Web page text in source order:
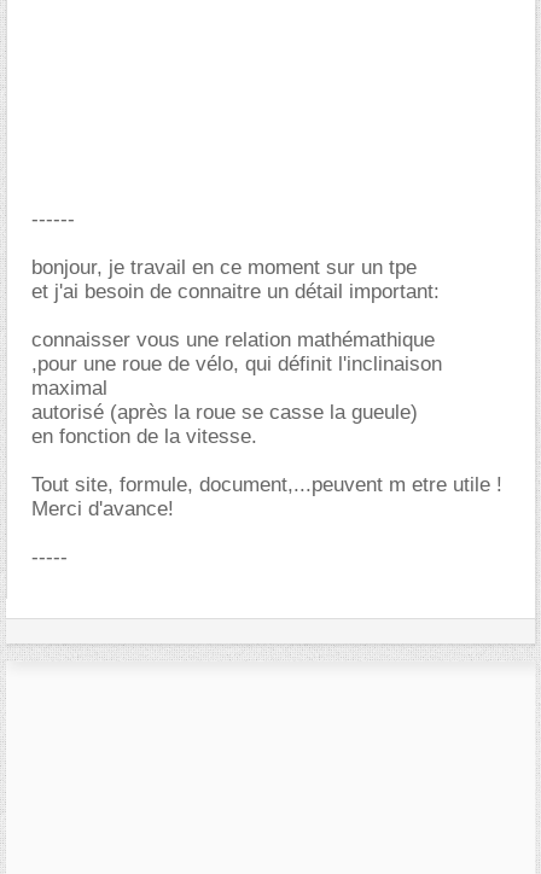
------
bonjour, je travail en ce moment sur un tpe
et j'ai besoin de connaitre un détail important:
connaisser vous une relation mathémathique
,pour une roue de vélo, qui définit l'inclinaison
maximal
autorisé (après la roue se casse la gueule)
en fonction de la vitesse.
Tout site, formule, document,...peuvent m etre utile !
Merci d'avance!
-----